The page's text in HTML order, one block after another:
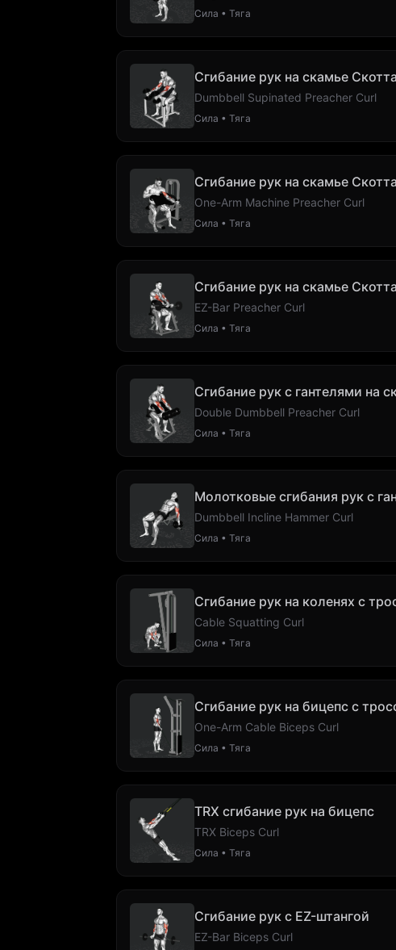
Сила • Тяга
Сгибание рук на скамье
Dumbbell Supinated Preacher Curl
Сила • Тяга
Сгибание рук на скамье
One-Arm Machine Preacher Curl
Сила • Тяга
Сгибание рук на скамье
EZ-Bar Preacher Curl
Сила • Тяга
Сгибание рук с гантелями на
Double Dumbbell Preacher Curl
Сила • Тяга
Молотковые сгибания рук с
Dumbbell Incline Hammer Curl
Сила • Тяга
Сгибание рук на коленях с
Cable Squatting Curl
Сила • Тяга
Сгибание рук на бицепс с
One-Arm Cable Biceps Curl
Сила • Тяга
TRX сгибание рук на бицепс
TRX Biceps Curl
Сила • Тяга
Сгибание рук с EZ-штангой
EZ-Bar Biceps Curl